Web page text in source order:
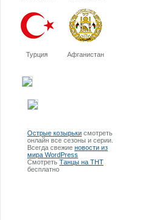
Турция Афганистан
Острые козырьки смотреть
онлайн все сезоны и серии.
Всегда свежие новости из
мира WordPress
Смотреть Танцы на ТНТ
бесплатно